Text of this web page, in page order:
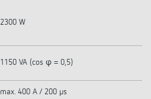
2300 W
1150 VA (cos φ = 0,5)
max. 400 A / 200 µs